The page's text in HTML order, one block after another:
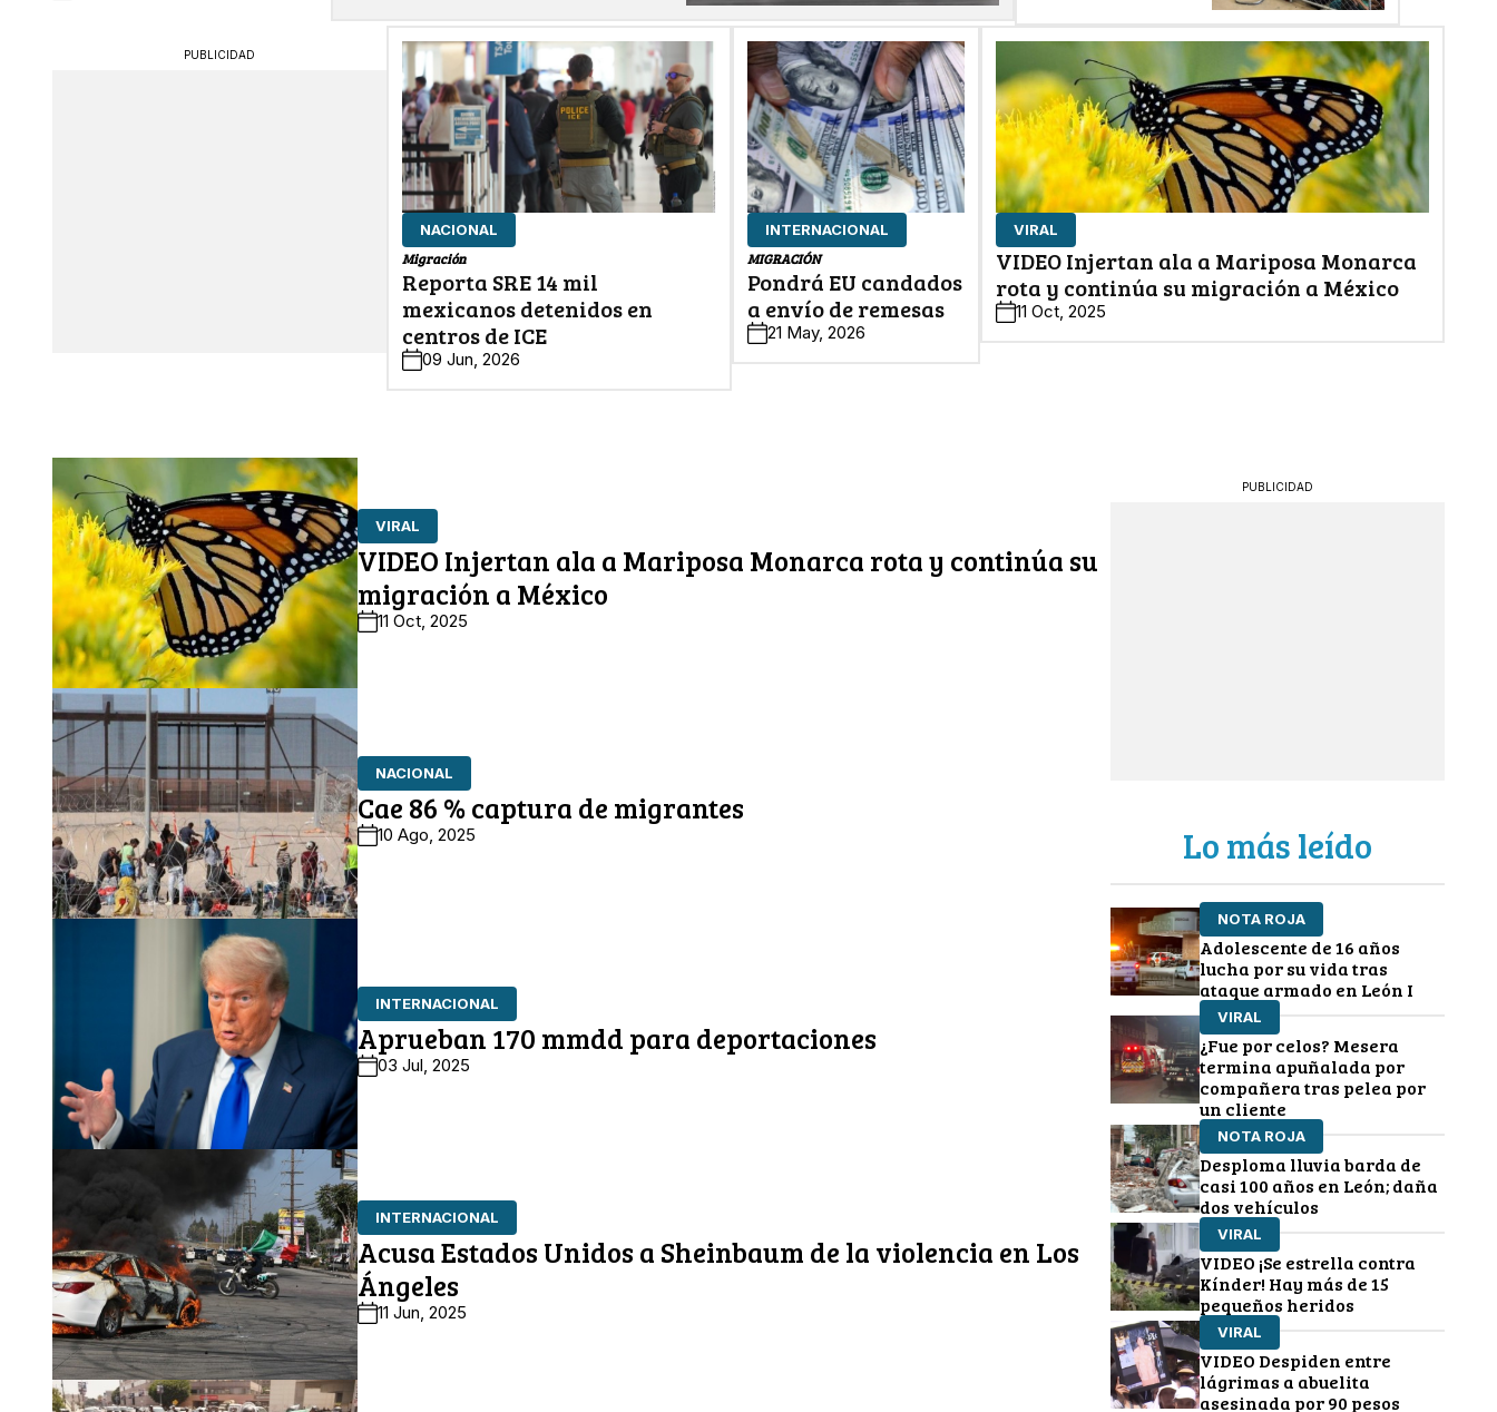
PUBLICIDAD
NACIONAL
Migración
Reporta SRE 14 mil
mexicanos detenidos en
centros de ICE
09 Jun, 2026
INTERNACIONAL
MIGRACIÓN
Pondrá EU candados
a envío de remesas
21 May, 2026
VIRAL
VIDEO Injertan ala a Mariposa Monarca
rota y continúa su migración a México
11 Oct, 2025
VIRAL
VIDEO Injertan ala a Mariposa Monarca rota y continúa su
migración a México
11 Oct, 2025
NACIONAL
Cae 86 % captura de migrantes
10 Ago, 2025
INTERNACIONAL
Aprueban 170 mmdd para deportaciones
03 Jul, 2025
INTERNACIONAL
Acusa Estados Unidos a Sheinbaum de la violencia en Los
Ángeles
11 Jun, 2025
PUBLICIDAD
Lo más leído
NOTA ROJA
Adolescente de 16 años
lucha por su vida tras
ataque armado en León I
VIRAL
¿Fue por celos? Mesera
termina apuñalada por
compañera tras pelea por
un cliente
NOTA ROJA
Desploma lluvia barda de
casi 100 años en León; daña
dos vehículos
VIRAL
VIDEO ¡Se estrella contra
Kínder! Hay más de 15
pequeños heridos
VIRAL
VIDEO Despiden entre
lágrimas a abuelita
asesinada por 90 pesos